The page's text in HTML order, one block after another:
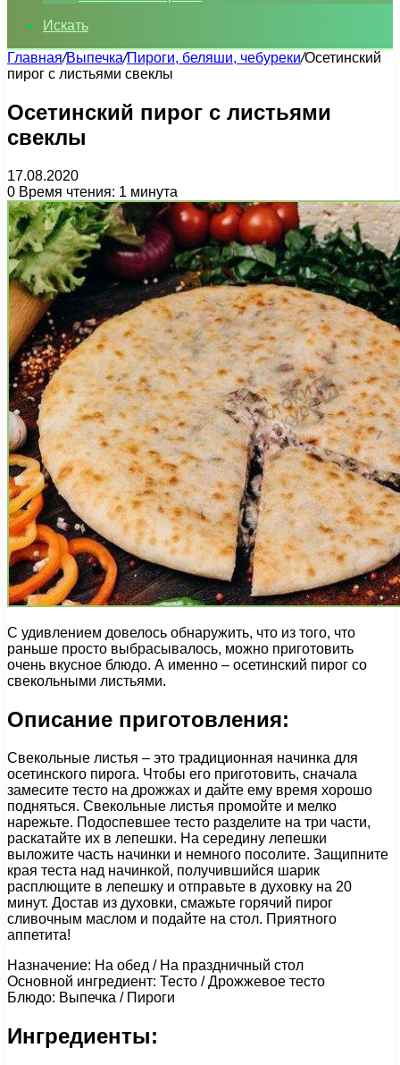
Искать
Главная/Выпечка/Пироги, беляши, чебуреки/Осетинский
пирог с листьями свеклы
Осетинский пирог с листьями
свеклы
17.08.2020
0 Время чтения: 1 минута
С удивлением довелось обнаружить, что из того, что
раньше просто выбрасывалось, можно приготовить
очень вкусное блюдо. А именно – осетинский пирог со
свекольными листьями.
Описание приготовления:
Свекольные листья – это традиционная начинка для
осетинского пирога. Чтобы его приготовить, сначала
замесите тесто на дрожжах и дайте ему время хорошо
подняться. Свекольные листья промойте и мелко
нарежьте. Подоспевшее тесто разделите на три части,
раскатайте их в лепешки. На середину лепешки
выложите часть начинки и немного посолите. Защипните
края теста над начинкой, получившийся шарик
расплющите в лепешку и отправьте в духовку на 20
минут. Достав из духовки, смажьте горячий пирог
сливочным маслом и подайте на стол. Приятного
аппетита!
Назначение: На обед / На праздничный стол
Основной ингредиент: Тесто / Дрожжевое тесто
Блюдо: Выпечка / Пироги
Ингредиенты: